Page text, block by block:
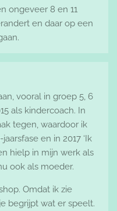
ongeveer 8 en 11
en daar op een
vooral in groep 5, 6
als kindercoach. In
tegen, waardoor ik
en in 2017 ‘Ik
hielp in mijn werk als
ook als moeder.
Omdat ik zie
begrijpt wat er speelt.